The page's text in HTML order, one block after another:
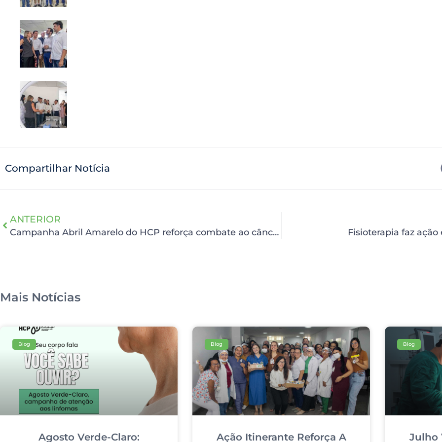
Compartilhar Notícia
ANTERIOR
Campanha Abril Amarelo do HCP reforça combate ao câncer ósseo Fisioterapia faz
Mais Notícias
Blog
Agosto Verde-Claro:
Blog
Ação Itinerante Reforça A
Blog
Julho